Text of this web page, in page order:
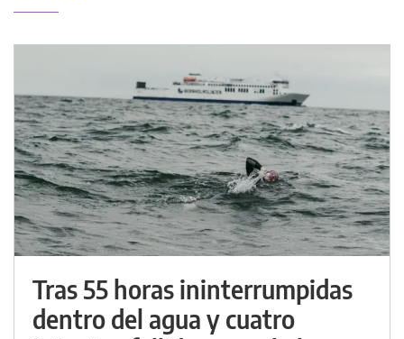
Tras 55 horas ininterrumpidas
dentro del agua y cuatro